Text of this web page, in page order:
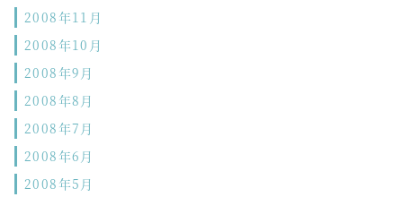
2008年11月
2008年10月
2008年9月
2008年8月
2008年7月
2008年6月
2008年5月